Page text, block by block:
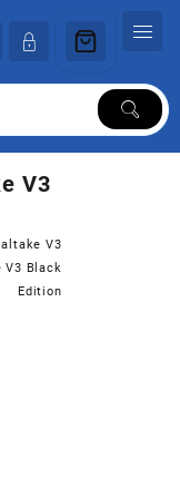
V3
V3
V3 Black
Edition